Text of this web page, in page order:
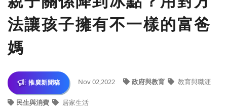
法讓孩子擁有不一樣的富爸
媽
推廣新聞稿 Nov 02,2022 政府與教育 教育與職涯
民生與消費 居家生活